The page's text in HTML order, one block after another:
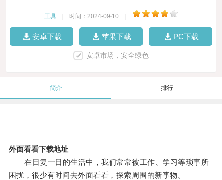
工具 时间：2024-09-10
安卓下载 苹果下载 PC下载
安卓市场，安全绿色
简介 排行
外面看看下载地址
在日复一日的生活中，我们常常被工作、学习等琐事所
困扰，很少有时间去外面看看，探索周围的新事物。